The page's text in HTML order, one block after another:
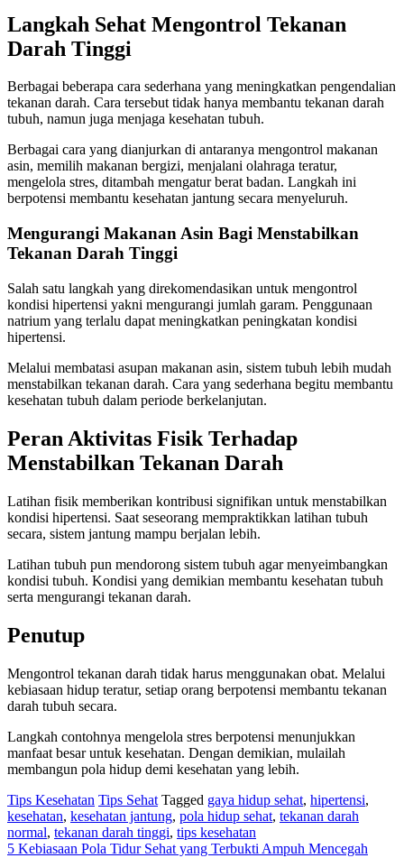
Langkah Sehat Mengontrol Tekanan
Darah Tinggi
Berbagai beberapa cara sederhana yang meningkatkan pengendalian
tekanan darah. Cara tersebut tidak hanya membantu tekanan darah
tubuh, namun juga menjaga kesehatan tubuh.
Berbagai cara yang dianjurkan di antaranya mengontrol makanan
asin, memilih makanan bergizi, menjalani olahraga teratur,
mengelola stres, ditambah mengatur berat badan. Langkah ini
berpotensi membantu kesehatan jantung secara menyeluruh.
Mengurangi Makanan Asin Bagi Menstabilkan
Tekanan Darah Tinggi
Salah satu langkah yang direkomendasikan untuk mengontrol
kondisi hipertensi yakni mengurangi jumlah garam. Penggunaan
natrium yang terlalu dapat meningkatkan peningkatan kondisi
hipertensi.
Melalui membatasi asupan makanan asin, sistem tubuh lebih mudah
menstabilkan tekanan darah. Cara yang sederhana begitu membantu
kesehatan tubuh dalam periode berkelanjutan.
Peran Aktivitas Fisik Terhadap
Menstabilkan Tekanan Darah
Latihan fisik memberikan kontribusi signifikan untuk menstabilkan
kondisi hipertensi. Saat seseorang mempraktikkan latihan tubuh
secara, sistem jantung mampu berjalan lebih.
Latihan tubuh pun mendorong sistem tubuh agar menyeimbangkan
kondisi tubuh. Kondisi yang demikian membantu kesehatan tubuh
serta mengurangi tekanan darah.
Penutup
Mengontrol tekanan darah tidak harus menggunakan obat. Melalui
kebiasaan hidup teratur, setiap orang berpotensi membantu tekanan
darah tubuh secara.
Langkah contohnya mengelola stres berpotensi menunjukkan
manfaat besar untuk kesehatan. Dengan demikian, mulailah
membangun pola hidup demi kesehatan yang lebih.
Tips Kesehatan Tips Sehat Tagged gaya hidup sehat, hipertensi,
kesehatan, kesehatan jantung, pola hidup sehat, tekanan darah
normal, tekanan darah tinggi, tips kesehatan
Navigasi
5 Kebiasaan Pola Tidur Sehat yang Terbukti Ampuh Mencegah